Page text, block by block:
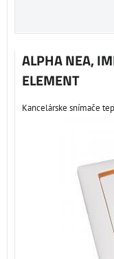
ALPHA NEA,
ELEMENT
Kancelárske snímače